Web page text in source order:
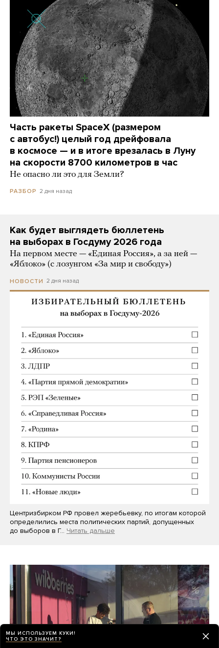
Часть ракеты SpaceX (размером
с автобус!) целый год дрейфовала
в космосе — и в итоге врезалась в Луну
на скорости 8700 километров в час
Не опасно ли это для Земли?
РАЗБОР 2 дня назад
Как будет выглядеть бюллетень
на выборах в Госдуму 2026 года
На первом месте — «Единая Россия», а за ней —
«Яблоко» (с лозунгом «За мир и свободу»)
НОВОСТИ 2 дня назад
Центризбирком РФ провел жеребьевку, по итогам которой
определились места политических партий, допущенных
до выборов в Г… Читать дальше
МЫ ИСПОЛЬЗУЕМ КУКИ!
ЧТО ЭТО ЗНАЧИТ?